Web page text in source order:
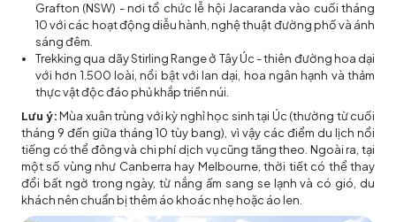
Grafton (NSW) - nơi tổ chức lễ hội Jacaranda vào cuối tháng
10 với các hoạt động diễu hành, nghệ thuật đường phố và ánh
sáng đêm.
Trekking qua dãy Stirling Range ở Tây Úc - thiên đường hoa dại
với hơn 1.500 loài, nổi bật với lan dại, hoa ngân hạnh và thảm
thực vật độc đáo phủ khắp triền núi.
Lưu ý:Mùa xuân trùng với kỳ nghỉ học sinh tại Úc (thường từ cuối
tháng 9 đến giữa tháng 10 tùy bang), vì vậy các điểm du lịch nổi
tiếng có thể đông và chi phí dịch vụ cũng tăng theo. Ngoài ra, tại
một số vùng như Canberra hay Melbourne, thời tiết có thể thay
đổi bất ngờ trong ngày, từ nắng ấm sang se lạnh và có gió, du
khách nên chuẩn bị thêm áo khoác nhẹ hoặc áo len.